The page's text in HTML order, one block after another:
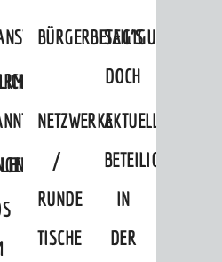
BÜRGERBETEILIGUNG
SAG'S
DOCH
NETZWERKE
/
RUNDE
TISCHE
AKTUELLE
BETEILIGUNGEN
IN
DER